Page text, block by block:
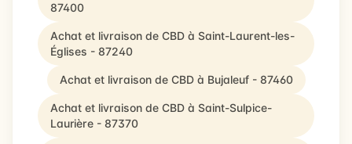
87400
Achat et livraison de CBD à Saint-Laurent-les-
Églises - 87240
Achat et livraison de CBD à Bujaleuf - 87460
Achat et livraison de CBD à Saint-Sulpice-
Laurière - 87370